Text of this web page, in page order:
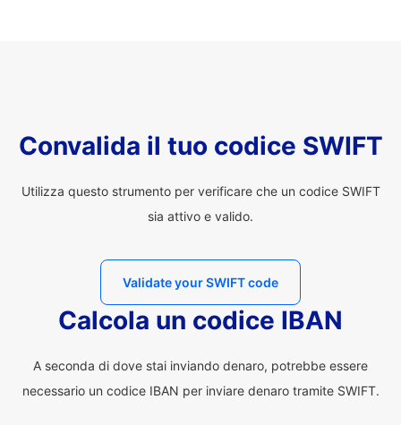
Convalida il tuo codice SWIFT
Utilizza questo strumento per verificare che un codice SWIFT
sia attivo e valido.
Validate your SWIFT code
Calcola un codice IBAN
A seconda di dove stai inviando denaro, potrebbe essere
necessario un codice IBAN per inviare denaro tramite SWIFT.